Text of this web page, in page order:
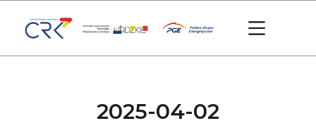
2025-04-02